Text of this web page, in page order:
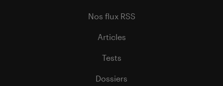
Nos flux RSS
Articles
Tests
Dossiers